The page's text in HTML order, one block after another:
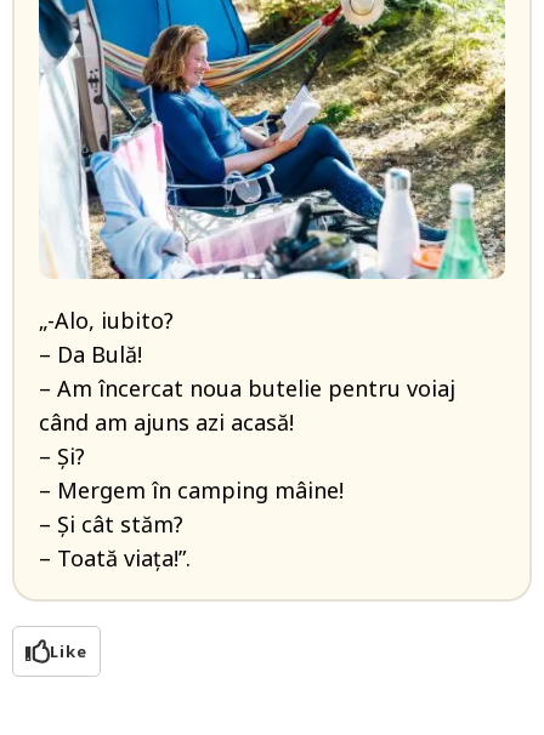
„-Alo, iubito?
– Da Bulă!
– Am încercat noua butelie pentru voiaj
când am ajuns azi acasă!
– Și?
– Mergem în camping mâine!
– Și cât stăm?
– Toată viața!”.
Like